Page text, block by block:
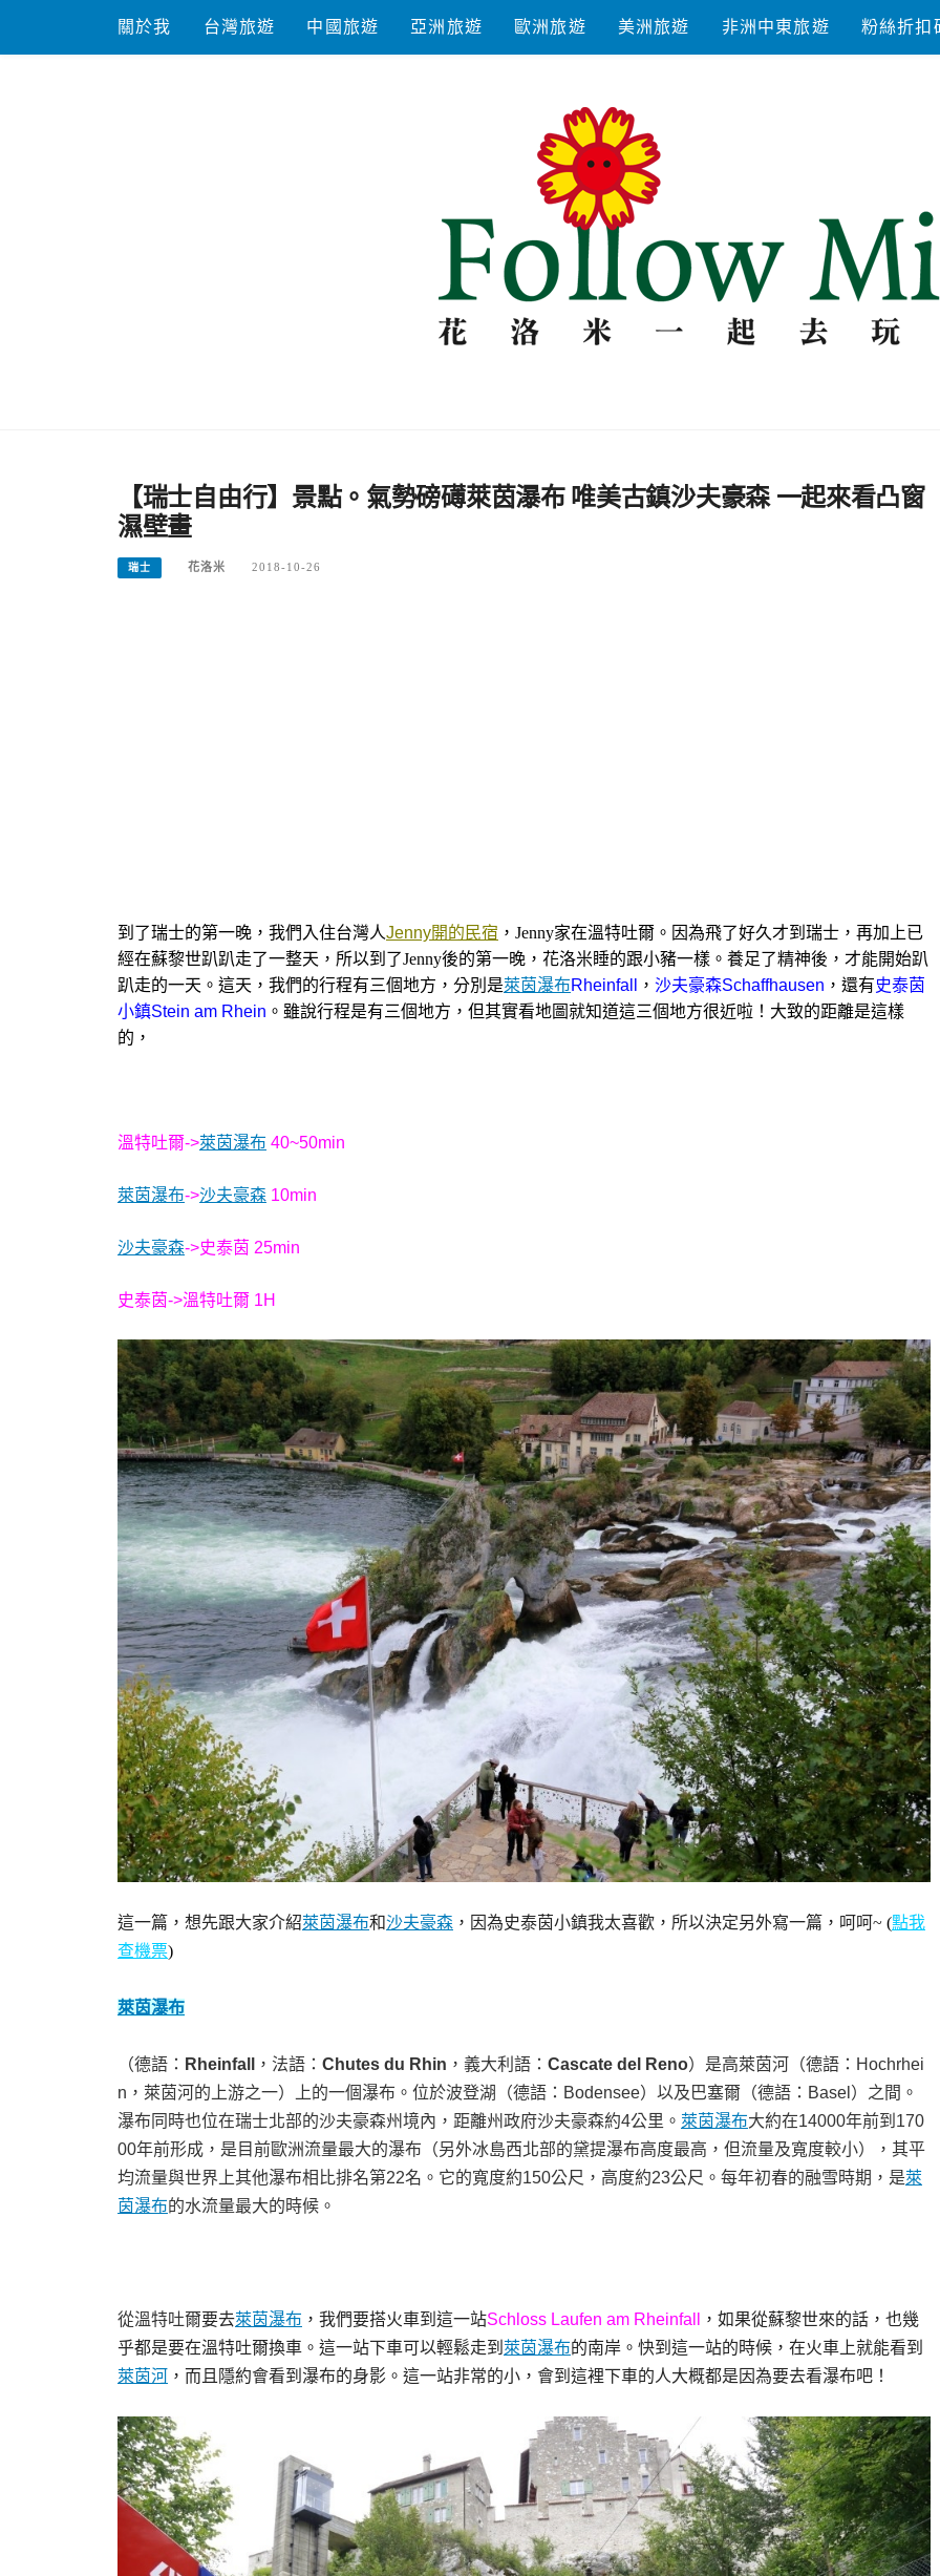
content
關於我 台灣旅遊 中國旅遊 亞洲旅遊 歐洲旅遊 美洲旅遊 非洲中東旅遊 粉絲折扣
【瑞士自由行】景點。氣勢磅礡萊茵瀑布 唯美古鎮沙夫豪森 一起來看凸窗
濕壁畫
瑞士 花洛米 2018-10-26
到了瑞士的第一晚，我們入住台灣人Jenny開的民宿 ，Jenny家在溫特吐爾。因為飛了好久才到瑞士，再加上已
經在蘇黎世趴趴走了一整天，所以到了Jenny後的第一晚，花洛米睡的跟小豬一樣。養足了精神後，才能開始趴
趴走的一天。這天，我們的行程有三個地方，分別是萊茵瀑布Rheinfall ， 沙夫豪森Schaffhausen ，還有史泰茵
小鎮Stein am Rhein 。雖說行程是有三個地方，但其實看地圖就知道這三個地方很近啦！大致的距離是這樣
的，
溫特吐爾->萊茵瀑布 40~50min
萊茵瀑布->沙夫豪森 10min
沙夫豪森->史泰茵 25min
史泰茵->溫特吐爾 1H
這一篇，想先跟大家介紹萊茵瀑布和沙夫豪森 ，因為史泰茵小鎮我太喜歡，所以決定另外寫一篇，呵呵~ (點我
查機票)
萊茵瀑布
（德語 ： Rheinfall ， 法語 ： Chutes du Rhin ， 義大利語 ： Cascate del Reno）是高萊茵河 （德語：Hochrhei
n， 萊茵河的上游之一）上的一個瀑布 。位於波登湖 （德語：Bodensee）以及 巴塞爾 （德語：Basel）之間。
瀑布同時也位在瑞士北部的沙夫豪森州境內，距離州政府沙夫豪森約4公里。 萊茵瀑布大約在14000年前到170
00年前形成，是目前歐洲流量最大的瀑布（另外冰島西北部的黛提瀑布高度最高，但流量及寬度較小），其平
均流量與世界上其他瀑布相比排名第22名。它的寬度約150公尺，高度約23公尺。每年初春的融雪時期，是萊
茵瀑布的水流量最大的時候。
從溫特吐爾要去萊茵瀑布 ，我們要搭火車到這一站Schloss Laufen am Rheinfall
，如果從蘇黎世來的話，也幾
乎都是要在溫特吐爾換車。這一站下車可以輕鬆走到 萊茵瀑布的南岸。快到這一站的時候，在火車上就能看到
萊茵河 ，而且隱約會看到瀑布的身影。這一站非常的小，會到這裡下車的人大概都是因為要去看瀑布吧！